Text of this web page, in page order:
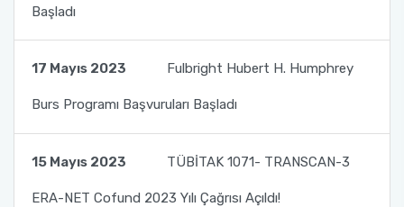
Başladı
17 Mayıs 2023 Fulbright Hubert H. Humphrey
Burs Programı Başvuruları Başladı
15 Mayıs 2023 TÜBİTAK 1071- TRANSCAN-3
ERA-NET Cofund 2023 Yılı Çağrısı Açıldı!